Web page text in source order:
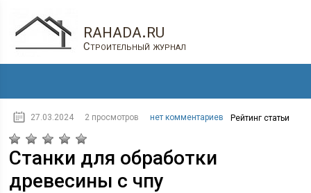
rahada.ru
Строительный журнал
27.03.2024 2 просмотров нет комментариев Рейтинг статьи
Станки для обработки
древесины с чпу